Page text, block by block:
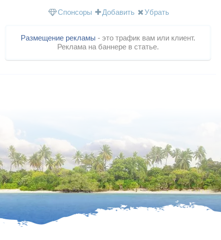
Спонсоры Добавить Убрать
Размещение рекламы - это трафик вам или клиент.
Реклама на баннере в статье.